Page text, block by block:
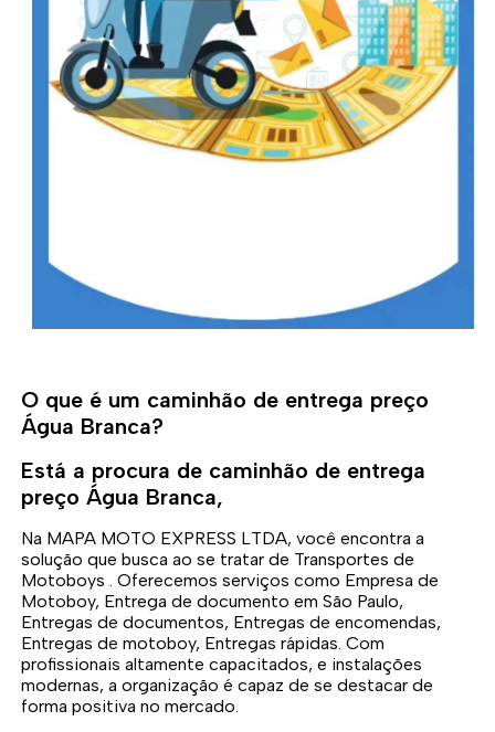
O que é um caminhão de entrega preço
Água Branca?
Está a procura de caminhão de entrega
preço Água Branca,
Na MAPA MOTO EXPRESS LTDA, você encontra a
solução que busca ao se tratar de Transportes de
Motoboys . Oferecemos serviços como Empresa de
Motoboy, Entrega de documento em São Paulo,
Entregas de documentos, Entregas de encomendas,
Entregas de motoboy, Entregas rápidas. Com
profissionais altamente capacitados, e instalações
modernas, a organização é capaz de se destacar de
forma positiva no mercado.